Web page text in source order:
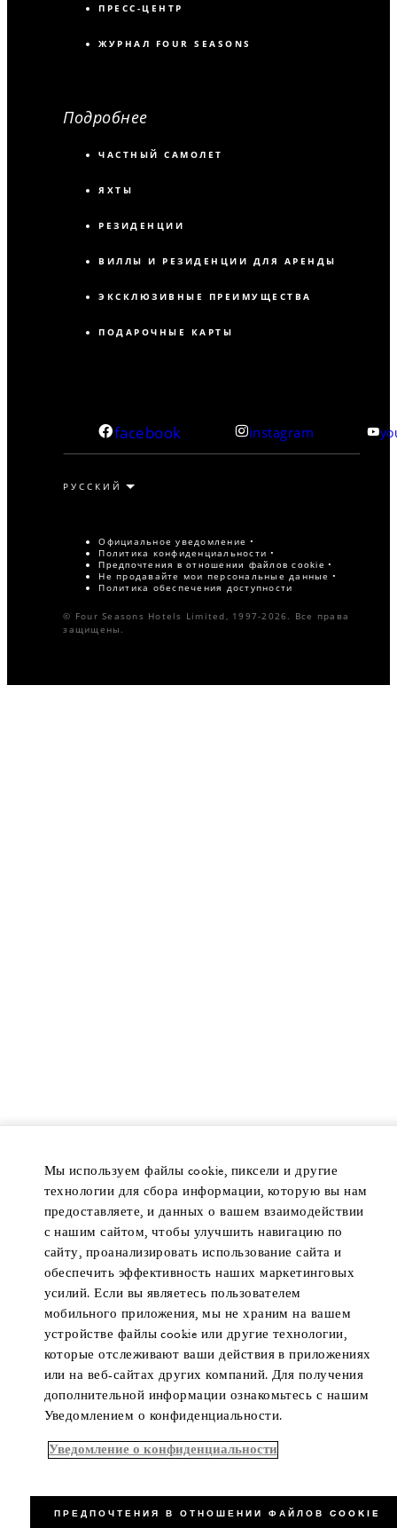
ПРЕСС-ЦЕНТР
ЖУРНАЛ FOUR SEASONS
Подробнее
ЧАСТНЫЙ САМОЛЕТ
ЯХТЫ
РЕЗИДЕНЦИИ
ВИЛЛЫ И РЕЗИДЕНЦИИ ДЛЯ АРЕНДЫ
ЭКСКЛЮЗИВНЫЕ ПРЕИМУЩЕСТВА
ПОДАРОЧНЫЕ КАРТЫ
facebook instagram
Официальное уведомление
Политика конфиденциальности
Предпочтения в отношении файлов cookie
Не продавайте мои персональные данные
Политика обеспечения доступности
© Four Seasons Hotels Limited, 1997-2026. Все права
защищены.
Мы используем файлы cookie, пиксели и другие
технологии для сбора информации, которую вы нам
предоставляете, и данных о вашем взаимодействии
с нашим сайтом, чтобы улучшить навигацию по
сайту, проанализировать использование сайта и
обеспечить эффективность наших маркетинговых
усилий. Если вы являетесь пользователем
мобильного приложения, мы не храним на вашем
устройстве файлы cookie или другие технологии,
которые отслеживают ваши действия в приложениях
или на веб-сайтах других компаний. Для получения
дополнительной информации ознакомьтесь с нашим
Уведомлением о конфиденциальности.
Уведомление о конфиденциальности
ПРЕДПОЧТЕНИЯ В ОТНОШЕНИИ ФАЙЛОВ COOKIE